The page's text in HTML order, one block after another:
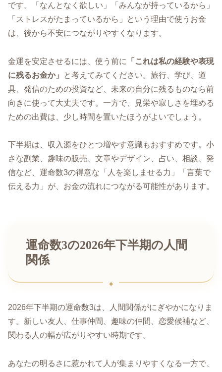
です。「なんとなく欲しい」「みんなが持っているから」
「ストレスがたまっているから」という理由で使うお金
は、後から不安につながりやすくなります。
金運を安定させるには、使う前に
「これは私の経験や表現
に残るお金か」
と考えてみてください。旅行、学び、道
具、発信のための投資など、未来の自分に残るものなら前
向きに使って大丈夫です。一方で、見栄や寂しさを埋める
ための出費は、少し時間を置いたほうがよいでしょう。
下半期は、収入源をひとつ増やす意識もおすすめです。小
さな副業、趣味の販売、文章やデザイン、占い、相談、発
信など、運命数3の得意な「人を楽しませる力」「言葉で
伝える力」が、お金の流れにつながる可能性があります。
運命数3の2026年下半期の人間
関係
2026年下半期の運命数3は、人間関係がにぎやかになりま
す。新しい友人、仕事仲間、趣味の仲間、恋愛候補など、
関わる人の幅が広がりやすい時期です。
あなたの明るさに惹かれて人が集まりやすくなる一方で、